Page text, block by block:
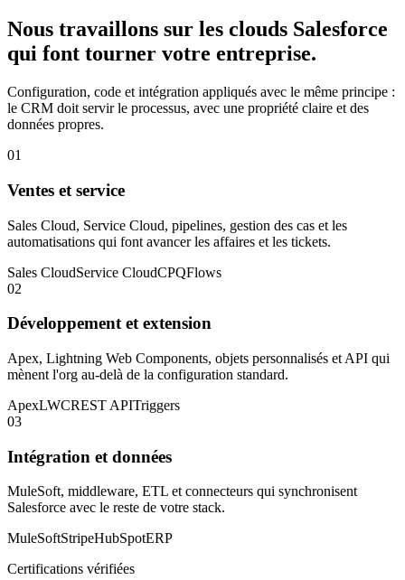
Nous travaillons sur les clouds Salesforce
qui font tourner votre entreprise.
Configuration, code et intégration appliqués avec le même principe :
le CRM doit servir le processus, avec une propriété claire et des
données propres.
01
Ventes et service
Sales Cloud, Service Cloud, pipelines, gestion des cas et les
automatisations qui font avancer les affaires et les tickets.
Sales CloudService CloudCPQFlows
02
Développement et extension
Apex, Lightning Web Components, objets personnalisés et API qui
mènent l'org au-delà de la configuration standard.
ApexLWCREST APITriggers
03
Intégration et données
MuleSoft, middleware, ETL et connecteurs qui synchronisent
Salesforce avec le reste de votre stack.
MuleSoftStripeHubSpotERP
Certifications vérifiées